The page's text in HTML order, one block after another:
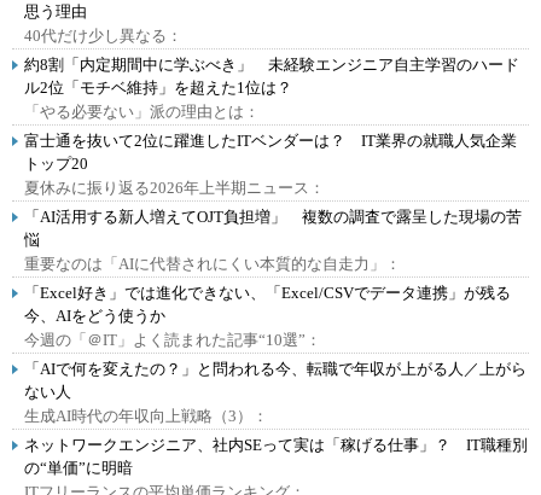
思う理由
40代だけ少し異なる：
約8割「内定期間中に学ぶべき」 未経験エンジニア自主学習のハード
ル2位「モチベ維持」を超えた1位は？
「やる必要ない」派の理由とは：
富士通を抜いて2位に躍進したITベンダーは？ IT業界の就職人気企業
トップ20
夏休みに振り返る2026年上半期ニュース：
「AI活用する新人増えてOJT負担増」 複数の調査で露呈した現場の苦
悩
重要なのは「AIに代替されにくい本質的な自走力」：
「Excel好き」では進化できない、「Excel/CSVでデータ連携」が残る
今、AIをどう使うか
今週の「＠IT」よく読まれた記事“10選”：
「AIで何を変えたの？」と問われる今、転職で年収が上がる人／上がら
ない人
生成AI時代の年収向上戦略（3）：
ネットワークエンジニア、社内SEって実は「稼げる仕事」？ IT職種別
の“単価”に明暗